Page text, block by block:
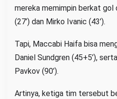
mereka memimpin berkat gol
(27’) dan Mirko Ivanic (43’).
Tapi, Maccabi Haifa bisa
Daniel Sundgren (45+5’),
Pavkov (90’).
Artinya, ketiga tim tersebut